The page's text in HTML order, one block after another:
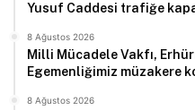
Yusuf Caddesi trafiğe
8 Ağustos 2026
Milli Mücadele Vakfı,
Egemenliğimiz müzakere
8 Ağustos 2026